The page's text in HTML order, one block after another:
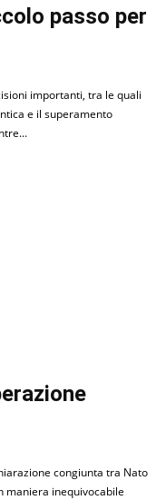
passo per
importanti, tra le quali
e il superamento
congiunta tra Nato
maniera inequivocabile